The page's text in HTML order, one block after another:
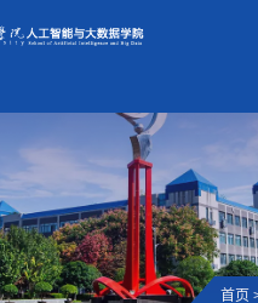
学校主页
首页